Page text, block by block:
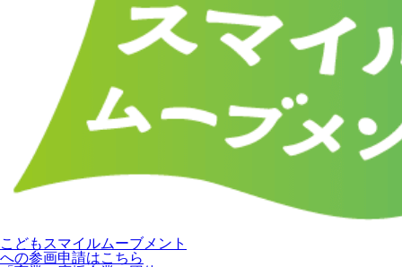
こどもスマイルムーブメント
への参画申請はこちら